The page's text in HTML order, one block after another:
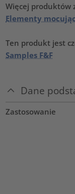
Więcej produktów
Elementy
Ten produkt jest
Samples F&F
Dane
Zastosowanie